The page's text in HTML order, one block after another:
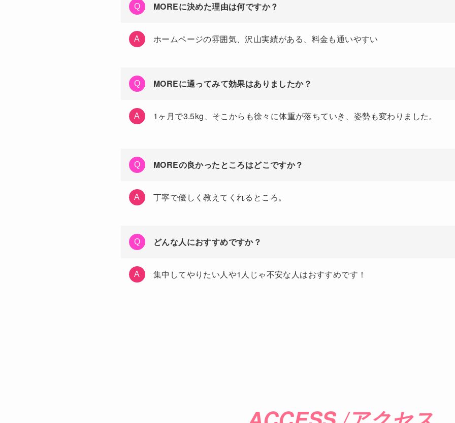
MOREに決めた理由は何ですか？
ホームページの雰囲気、沢山実績がある、料金も通いやすい
MOREに通ってみて効果はありましたか？
1ヶ月で3.5kg、そこからも徐々に体重が落ちていき、姿勢も変わりました。
MOREの良かったところはどこですか？
丁寧で優しく教えてくれるところ。
どんな人におすすめですか？
集中してやりたい人や1人じゃ不安な人はおすすめです！